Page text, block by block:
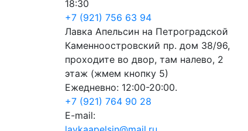
18:30
+7 (921) 756 63 94
Лавка Апельсин на Петроградской
Каменноостровский пр. дом 38/96,
проходите во двор, там налево, 2
этаж (жмем кнопку 5)
Ежедневно: 12:00-20:00.
+7 (921) 764 90 28
E-mail: